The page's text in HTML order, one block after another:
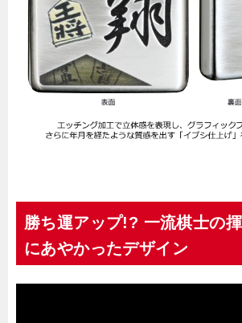
勝ち運アップ!? 一流棋士の揮
にあやかったデザイン